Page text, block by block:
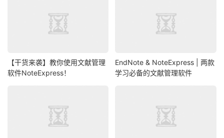
【干货来袭】教你使用文献管理
软件NoteExpress！
EndNote & NoteExpress | 两款
学习必备的文献管理软件